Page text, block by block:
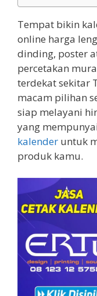
Tempat bikin
online harga
dinding, poster
percetakan
terdekat sekitar
macam pilihan
siap melayani
yang
kalender untuk
produk kamu.